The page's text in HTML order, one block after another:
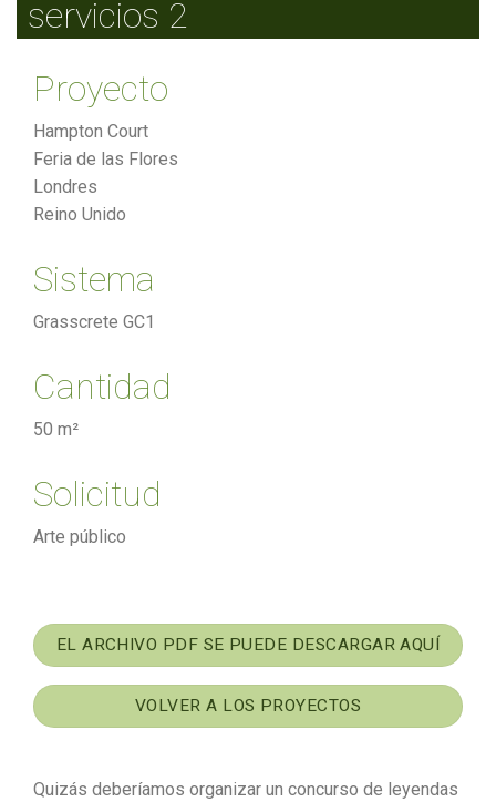
servicios 2
Proyecto
Hampton Court
Feria de las Flores
Londres
Reino Unido
Sistema
Grasscrete GC1
Cantidad
50 m²
Solicitud
Arte público
EL ARCHIVO PDF SE PUEDE DESCARGAR AQUÍ
VOLVER A LOS PROYECTOS
Quizás deberíamos organizar un concurso de leyendas